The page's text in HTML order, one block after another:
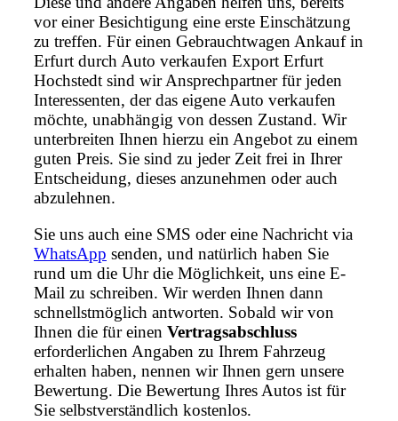
vor einer Besichtigung eine erste Einschätzung
zu treffen. Für einen Gebrauchtwagen Ankauf in
Erfurt durch Auto verkaufen Export Erfurt
Hochstedt sind wir Ansprechpartner für jeden
Interessenten, der das eigene Auto verkaufen
möchte, unabhängig von dessen Zustand. Wir
unterbreiten Ihnen hierzu ein Angebot zu einem
guten Preis. Sie sind zu jeder Zeit frei in Ihrer
Entscheidung, dieses anzunehmen oder auch
abzulehnen.
Sie uns auch eine SMS oder eine Nachricht via
WhatsApp senden, und natürlich haben Sie
rund um die Uhr die Möglichkeit, uns eine E-
Mail zu schreiben. Wir werden Ihnen dann
schnellstmöglich antworten. Sobald wir von
Ihnen die für einen Vertragsabschluss
erforderlichen Angaben zu Ihrem Fahrzeug
erhalten haben, nennen wir Ihnen gern unsere
Bewertung. Die Bewertung Ihres Autos ist für
Sie selbstverständlich kostenlos.